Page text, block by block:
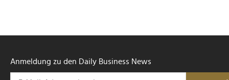
Anmeldung zu den Daily Business News